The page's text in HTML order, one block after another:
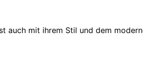
auch mit ihrem Stil und dem